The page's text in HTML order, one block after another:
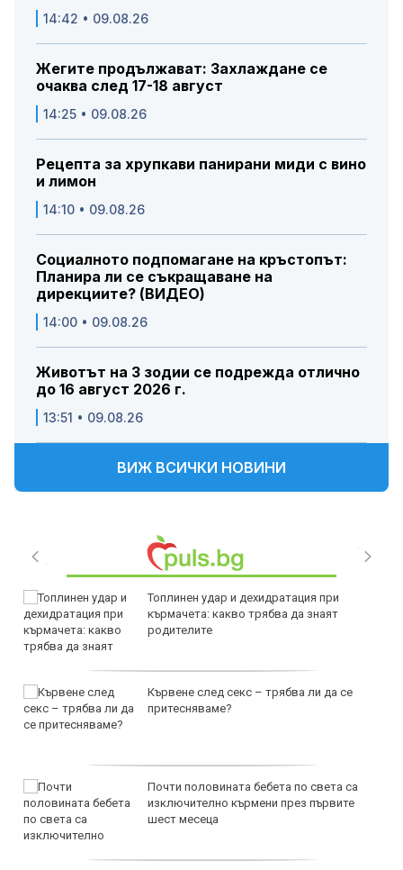
14:42 • 09.08.26
Жегите продължават: Захлаждане се
очаква след 17-18 август
14:25 • 09.08.26
Рецепта за хрупкави панирани миди с вино
и лимон
14:10 • 09.08.26
Социалното подпомагане на кръстопът:
Планира ли се съкращаване на
дирекциите? (ВИДЕО)
14:00 • 09.08.26
Животът на 3 зодии се подрежда отлично
до 16 август 2026 г.
13:51 • 09.08.26
ВИЖ ВСИЧКИ НОВИНИ
Топлинен удар и дехидратация при
кърмачета: какво трябва да знаят
родителите
Кървене след секс – трябва ли да се
притесняваме?
Почти половината бебета по света са
изключително кърмени през първите
шест месеца